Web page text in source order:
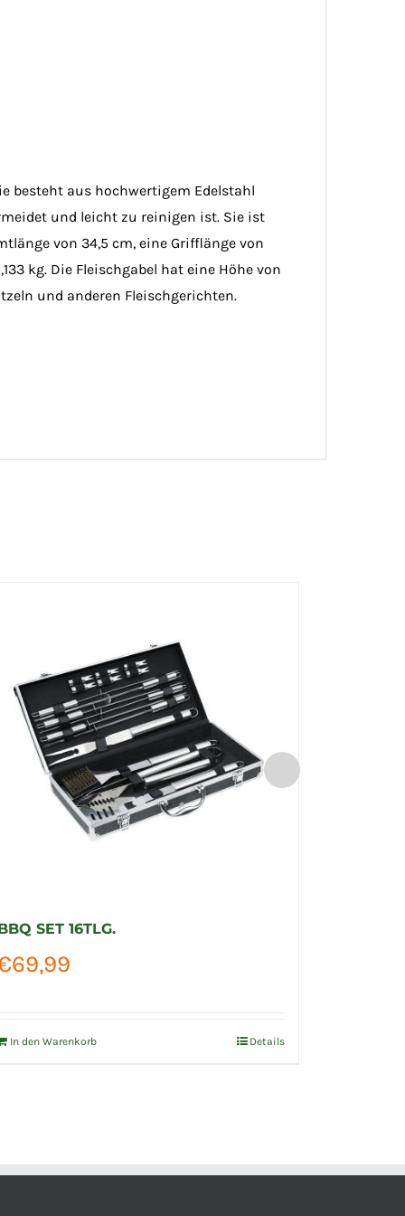
besteht aus hochwertigem Edelstahl
und leicht zu reinigen ist. Sie ist
von 34,5 cm, eine Grifflänge von
kg. Die Fleischgabel hat eine Höhe von
und anderen Fleischgerichten.
SET 16TLG.
69,99
In den Warenkorb Details